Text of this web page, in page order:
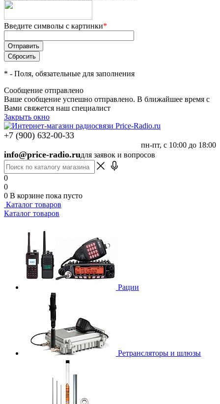
Введите символы с картинки*
* - Поля, обязательные для заполнения
Сообщение отправлено
Ваше сообщение успешно отправлено. В ближайшее время с
Вами свяжется наш специалист
Закрыть окно
+7 (900) 632-00-33
пн-пт, с 10:00 до 18:00
info@price-radio.ruдля заявок и вопросов
0
0
0 В корзине пока пусто
Каталог товаров
Каталог товаров
Рации
Ретрансляторы и шлюзы